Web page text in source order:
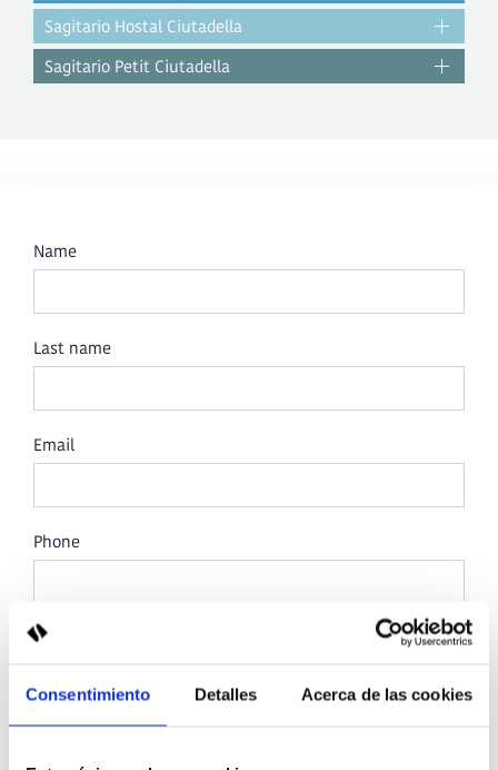
Consentimiento Detalles Acerca de las cookies
Sagitario Hostal Ciutadella
Sagitario Petit Ciutadella
Name
Last name
Email
Phone
À quel hôtel souhaitez-vous envoyer votre demande ?